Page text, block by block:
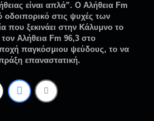
είναι απλά”. Ο Αλήθεια Fm
οδοιπορικό στις ψυχές των
που ξεκινάει στην Κάλυμνο το
Αλήθεια Fm 96,3 στο
παγκόσμιου ψεύδους, το να
επαναστατική.